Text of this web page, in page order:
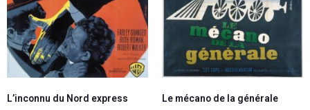
L’inconnu du Nord express Le mécano de la générale